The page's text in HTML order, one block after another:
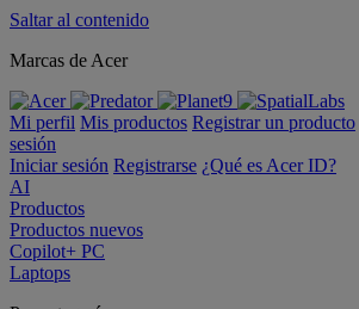
Saltar al contenido
Marcas de Acer
Mi perfil Mis productos Registrar un producto
sesión
Iniciar sesión Registrarse ¿Qué es Acer ID?
AI
Productos
Productos nuevos
Copilot+ PC
Laptops